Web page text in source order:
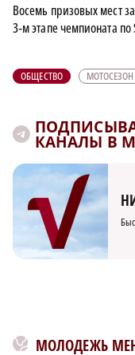
Восемь призовых мест
3‑м этапе чемпионата
ОБЩЕСТВО МОТОСЕЗОН
КАНАЛЫ В
МОЛОДЕЖЬ